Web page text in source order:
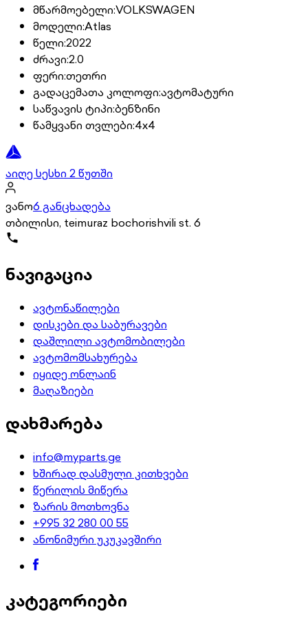
მწარმოებელი:VOLKSWAGEN
მოდელი:Atlas
წელი:2022
ძრავი:2.0
ფერი:თეთრი
გადაცემათა კოლოფი:ავტომატური
საწვავის ტიპი:ბენზინი
წამყვანი თვლები:4x4
აიღე სესხი 2 წუთში
ვანო6 განცხადება
თბილისი, teimuraz bochorishvili st. 6
ნავიგაცია
ავტონაწილები
დისკები და საბურავები
დაშლილი ავტომობილები
ავტომომსახურება
იყიდე ონლაინ
მაღაზიები
დახმარება
info@myparts.ge
ხშირად დასმული კითხვები
წერილის მიწერა
ზარის მოთხოვნა
+995 32 280 00 55
ანონიმური უკუკავშირი
კატეგორიები